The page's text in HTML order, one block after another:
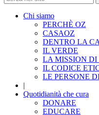
Chi siamo
PERCHÈ OZ
CASAOZ
DENTRO LA
IL VERDE
LA MISSION DI
IL CODICE
LE PERSONE
|
Quotidianità che cura
DONARE
EDUCARE